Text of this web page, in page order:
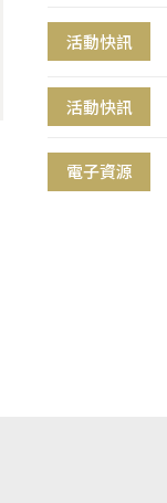
活動快訊
活動快訊
電子資源